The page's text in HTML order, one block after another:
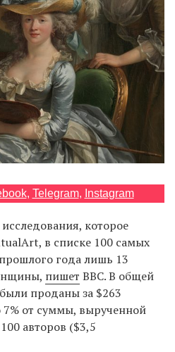
, Telegram, Instagram
которое
в списке 100 самых
года лишь 13
пишет BBC. В общей
проданы за $263
от суммы, вырученной
авторов ($3,5